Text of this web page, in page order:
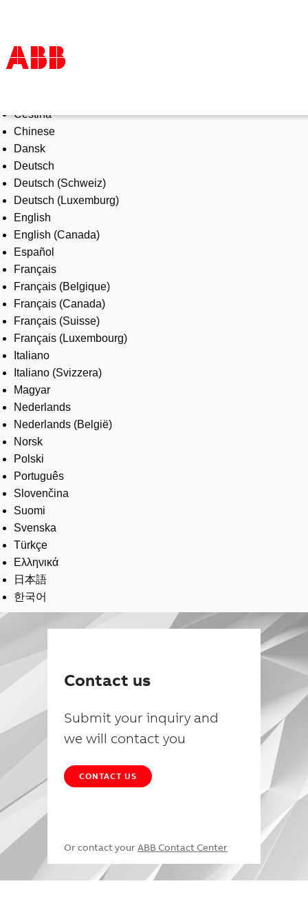
Products & Solutions
Industries
Services
About us
Where to buy
Contact us
Careers
Čeština
Chinese
Dansk
Deutsch
Deutsch (Schweiz)
Deutsch (Luxemburg)
English
English (Canada)
Español
Français
Français (Belgique)
Français (Canada)
Français (Suisse)
Français (Luxembourg)
Italiano
Italiano (Svizzera)
Magyar
Nederlands
Nederlands (België)
Norsk
Polski
Português
Slovenčina
Suomi
Svenska
Türkçe
Ελληνικά
日本語
한국어
Contact us
Submit your inquiry and
we will contact you
CONTACT US
Or contact your ABB Contact Center